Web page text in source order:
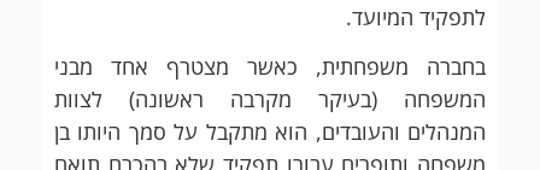
לתפקיד המיועד.
בחברה משפחתית, כאשר מצטרף אחד מבני
המשפחה (בעיקר מקרבה ראשונה) לצוות
המנהלים והעובדים, הוא מתקבל על סמך היותו בן
משפחה ותופרים עבורו תפקיד שלא בהכרח תואם